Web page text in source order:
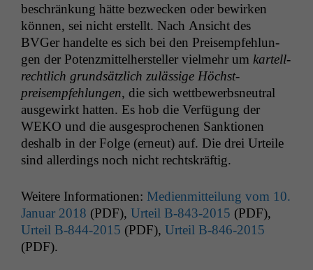
beschränkung hätte bezweck­en oder bewirken
kön­nen, sei nicht erstellt. Nach Ansicht des
BVGer han­delte es sich bei den Preisempfehlun­
gen der Potenzmit­tel­her­steller vielmehr um kartell­
rechtlich grund­sät­zlich zuläs­sige Höch­st­
preisempfehlun­gen, die sich wet­tbe­werb­sneu­tral
aus­gewirkt hat­ten. Es hob die Ver­fü­gung der
WEKO und die aus­ge­sproch­enen Sank­tio­nen
deshalb in der Folge (erneut) auf. Die drei Urteile
sind allerd­ings noch nicht rechtskräftig.
Weit­ere Infor­ma­tio­nen: Medi­en­mit­teilung vom 10.
Jan­u­ar 2018 (PDF), Urteil B‑843‑2015 (PDF),
Urteil B‑844‑2015 (PDF), Urteil B‑846‑2015
(PDF).